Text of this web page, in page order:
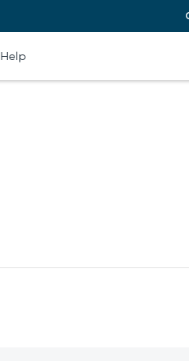
Help